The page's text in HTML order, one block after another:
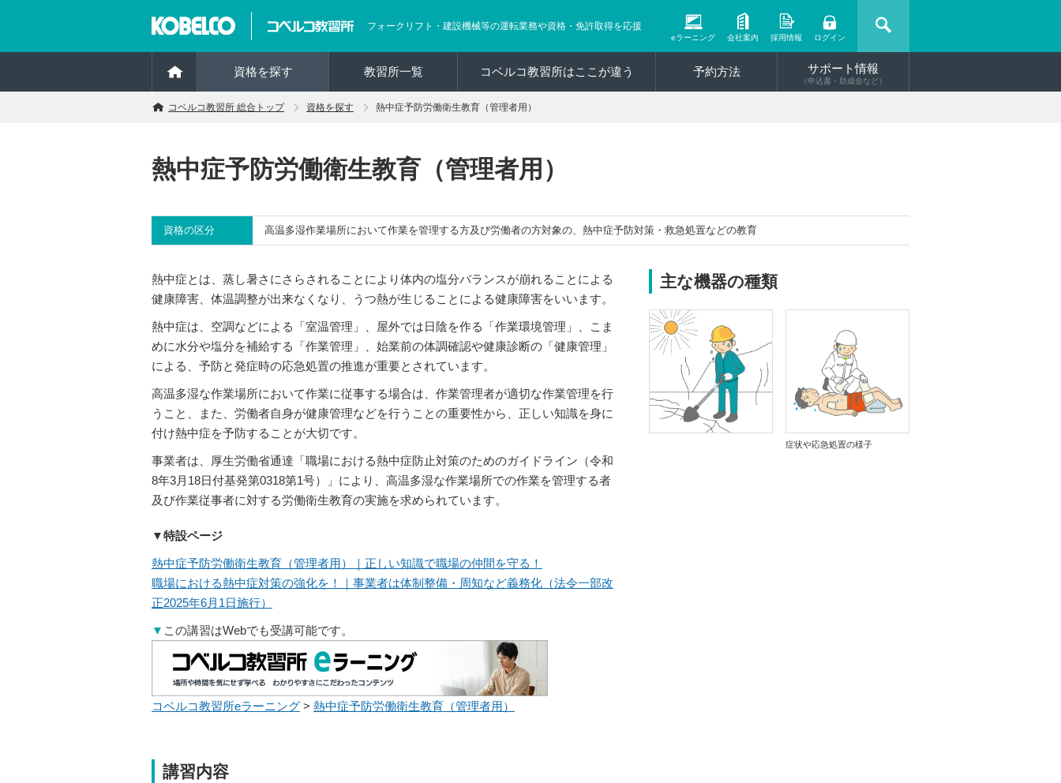
フォークリフト・建設機械等の運転業務や資格・免許取得を応援
eラーニング 会社案内 採用情報 ログイン
資格を探す 教習所一覧 コベルコ教習所はここが違う 予約方法 サポート情報
（申込書・助成金など）
コベルコ教習所 総合トップ 資格を探す 熱中症予防労働衛生教育（管理者用）
熱中症予防労働衛生教育（管理者用）
資格の区分 高温多湿作業場所において作業を管理する方及び労働者の方対象の、熱中症予防対策・救急処置などの教育
熱中症とは、蒸し暑さにさらされることにより体内の塩分バランスが崩れることによる
健康障害、体温調整が出来なくなり、うつ熱が生じることによる健康障害をいいます。
熱中症は、空調などによる「室温管理」、屋外では日陰を作る「作業環境管理」、こま
めに水分や塩分を補給する「作業管理」、始業前の体調確認や健康診断の「健康管理」
による、予防と発症時の応急処置の推進が重要とされています。
高温多湿な作業場所において作業に従事する場合は、作業管理者が適切な作業管理を行
うこと、また、労働者自身が健康管理などを行うことの重要性から、正しい知識を身に
付け熱中症を予防することが大切です。
事業者は、厚生労働省通達「職場における熱中症防止対策のためのガイドライン（令和
8年3月18日付基発第0318第1号）」により、高温多湿な作業場所での作業を管理する者
及び作業従事者に対する労働衛生教育の実施を求められています。
▼特設ページ
熱中症予防労働衛生教育（管理者用）｜正しい知識で職場の仲間を守る！
職場における熱中症対策の強化を！｜事業者は体制整備・周知など義務化（法令一部改
正2025年6月1日施行）
▼ この講習はWebでも受講可能です。
コベルコ教習所eラーニング > 熱中症予防労働衛生教育（管理者用）
主な機器の種類
症状や応急処置の様子
講習内容